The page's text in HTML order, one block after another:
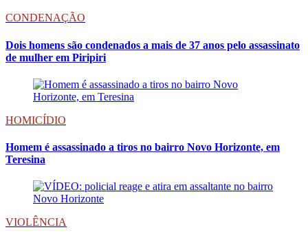
CONDENAÇÃO
Dois homens são condenados a mais de 37 anos pelo assassinato
de mulher em Piripiri
HOMICÍDIO
Homem é assassinado a tiros no bairro Novo Horizonte, em
Teresina
VIOLÊNCIA